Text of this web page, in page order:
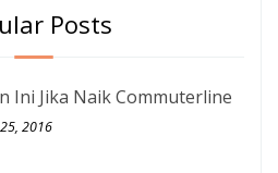
Posts
Ini Jika Naik Commuterline
2016